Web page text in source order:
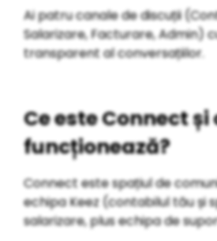
Ai patru canale de discuții
Salarizare, Facturare, Admin)
transparent al conversațiilor.
Ce este Connect
funcționează?
Connect este spațiul de
echipa Keez (contabilul tău și
salarizare, plus echipa de